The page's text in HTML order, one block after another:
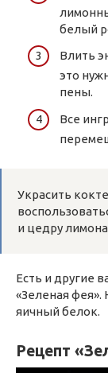
белый
Влить
это
пены.
Все
Украсить
и цедру
Есть и другие
«Зеленая
яичный белок.
Рецепт